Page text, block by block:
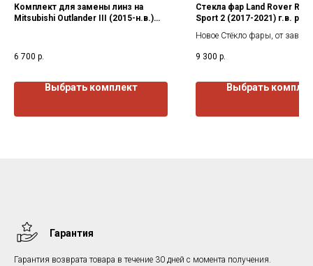
Комплект для замены линз на
Mitsubishi Outlander III (2015-н.в.)
6 700 р.
Выбрать комплект
Стекла фар Land Rover
Sport 2 (2017-2021) г.в.
Новое Стёкло фары, от завода
защитным лаком как с
9 300 р.
Выбрать
Гарантия
Гарантия возврата товара в течение 30 дней с момента получения.